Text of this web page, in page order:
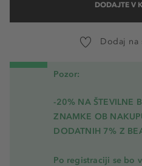
DODAJTE V
Dodaj na
Pozor:
-20% NA ŠTEVILNE
ZNAMKE OB
DODATNIH 7% Z
Po registraciji se bo